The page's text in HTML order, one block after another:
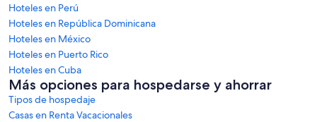
Hoteles en Perú
Hoteles en República Dominicana
Hoteles en México
Hoteles en Puerto Rico
Hoteles en Cuba
Más opciones para hospedarse y ahorrar
Tipos de hospedaje
Casas en Renta Vacacionales